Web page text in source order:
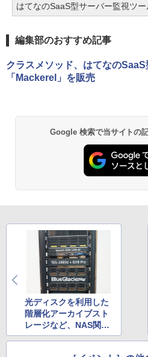
はてなのSaaS型サーバー監視ツ
編集部のおすすめ記事
クラスメソッド、はてなの
「Mackerel」を販売
Google 検索で当サイトの
光ディスクを利用した
階層化アーカイブスト
レージなど、NAS関連
ソリューションを展示